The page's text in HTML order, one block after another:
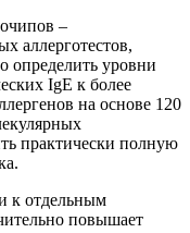
–
аллерготестов,
определить уровни
IgE к более
на основе 120
практически полную
к отдельным
повышает